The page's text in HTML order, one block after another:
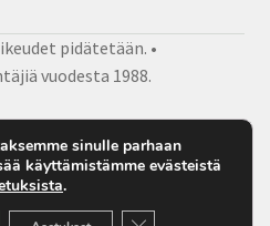
pidätetään. •
vuodesta 1988.
Facebook
sinulle parhaan
käyttämistämme evästeistä
.